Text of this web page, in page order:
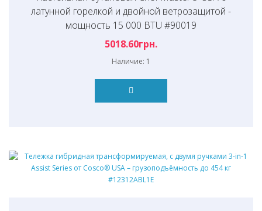
латунной горелкой и двойной ветрозащитой -
мощность 15 000 BTU #90019
5018.60грн.
Наличие: 1